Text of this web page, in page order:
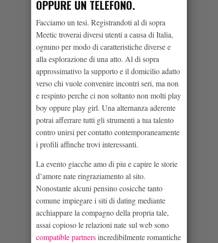
OPPURE UN TELEFONO.
Facciamo un tesi. Registrandoti al di sopra
Meetic troverai diversi utenti a causa di Italia,
ognuno per modo di caratteristiche diverse e
alla esplorazione di una atto. Al di sopra
approssimativo la supporto e il domicilio adatto
verso chi vuole convenire incontri seri, ma non
e respinto perche ci non soltanto non molti play
boy oppure play girl. Una alternanza aderente
potrai afferrare tutti gli strumenti a tua talento
contro unirsi per contatto contemporaneamente
i profili affinche trovi interessanti.
La evento giacche amo di piu e capire le storie
d’amore nate ringraziamento al sito.
Nonostante alcuni pensino cosicche tanto
comune impiegare i siti di dating mediante
acchiappare la compagno della propria tale,
assai copioso le relazioni nate sul web sono
compatible partnersincredibilmente romantiche